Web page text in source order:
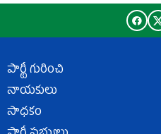
పార్టీ గురించి
నాయకులు
సాధకం